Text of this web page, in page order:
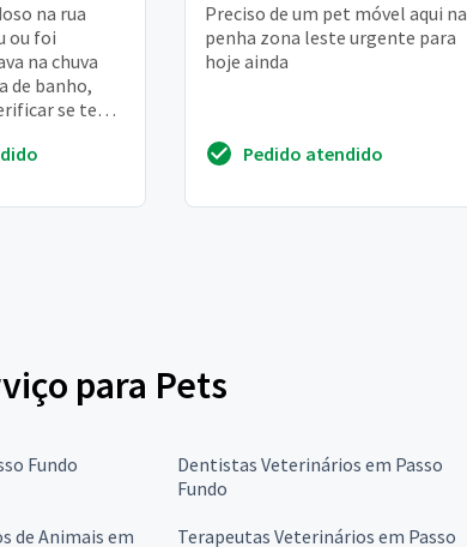
na rua
ou foi
na chuva
de banho,
se tem
Preciso de um pet móvel aqui na
penha zona leste urgente para
hoje ainda
Pedido atendido
para Pets
Fundo
Dentistas Veterinários em Passo
Fundo
de Animais em
Terapeutas Veterinários em Passo